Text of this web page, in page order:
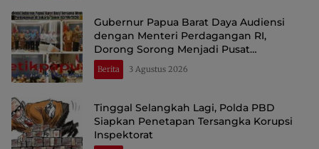
Gubernur Papua Barat Daya Audiensi
dengan Menteri Perdagangan RI,
Dorong Sorong Menjadi Pusat
Perdagangan dan Ekspor Kawasan Timur
Indonesia
Berita 3 Agustus 2026
Tinggal Selangkah Lagi, Polda PBD
Siapkan Penetapan Tersangka Korupsi
Inspektorat